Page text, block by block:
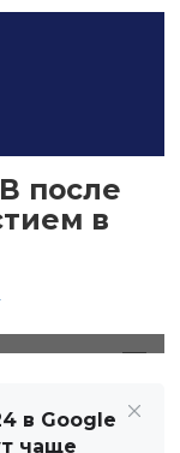
после
в
в Google
чаще